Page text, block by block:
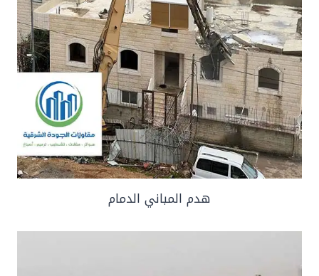
هدم المباني الدمام